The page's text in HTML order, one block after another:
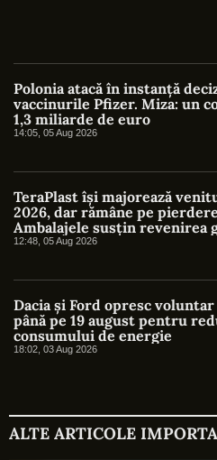
Polonia atacă în instanță
vaccinurile Pfizer. Miza: un
1,3 miliarde de euro
14:05, 05 Aug 2026
TeraPlast își majorează
2026, dar rămâne pe
Ambalajele susțin revenirea
12:48, 05 Aug 2026
Dacia și Ford opresc
până pe 19 august pentru
consumului de energie
18:02, 03 Aug 2026
ALTE ARTICOLE